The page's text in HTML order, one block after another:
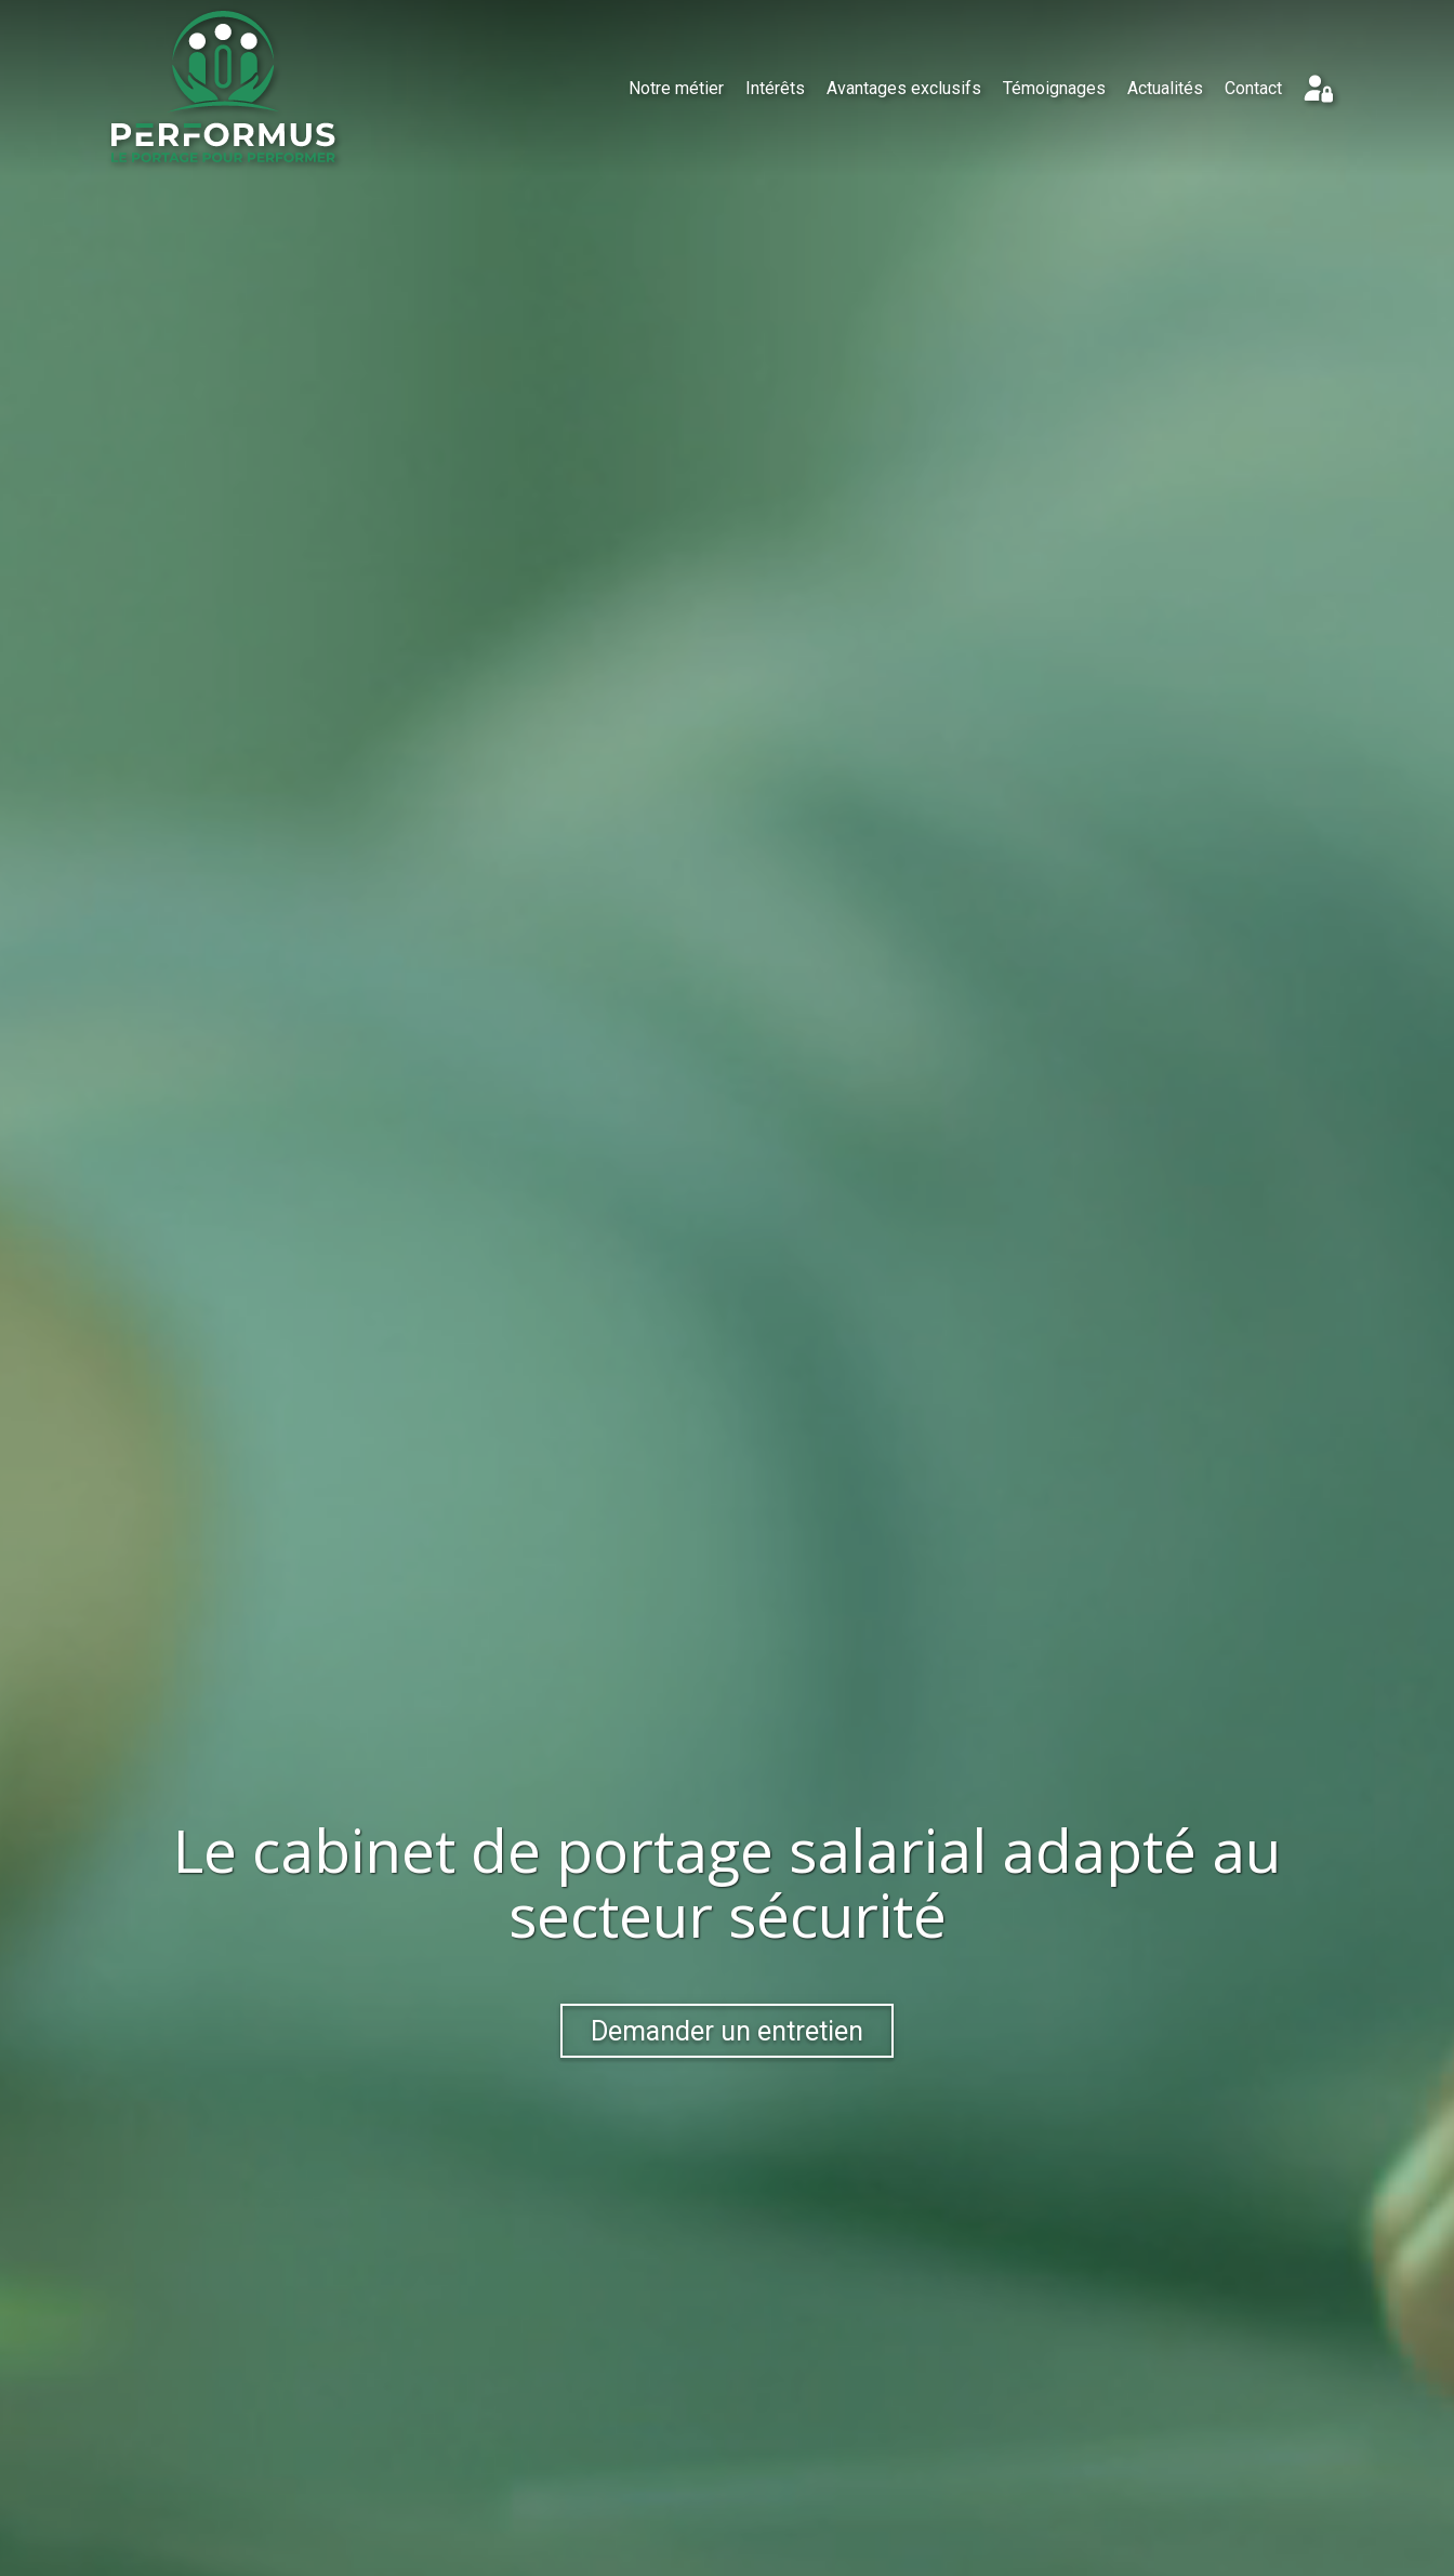
Notre métier Intérêts Avantages exclusifs Témoignages Actualités Contact
Le cabinet de portage salarial adapté au
secteursécurité
Demander un entretien